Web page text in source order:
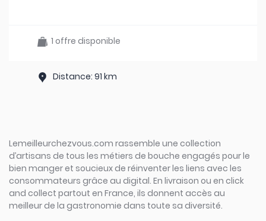
1 offre disponible
Distance: 91 km
Lemeilleurchezvous.com rassemble une collection
d’artisans de tous les métiers de bouche engagés pour le
bien manger et soucieux de réinventer les liens avec les
consommateurs grâce au digital. En livraison ou en click
and collect partout en France, ils donnent accès au
meilleur de la gastronomie dans toute sa diversité.